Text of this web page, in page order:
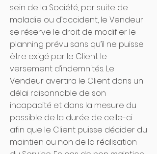
sein de la Société, par suite de
maladie ou d’accident, le Vendeur
se réserve le droit de modifier le
planning prévu sans qu’il ne puisse
être exigé par le Client le
versement d’indemnités. Le
Vendeur avertira le Client dans un
délai raisonnable de son
incapacité et dans la mesure du
possible de la durée de celle-ci
afin que le Client puisse décider du
maintien ou non de la réalisation